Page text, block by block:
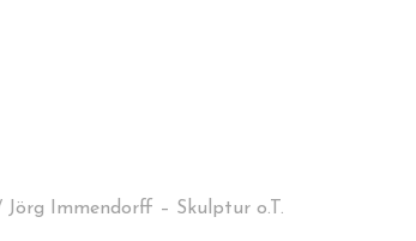
Jörg Immendorff – Skulptur o.T.